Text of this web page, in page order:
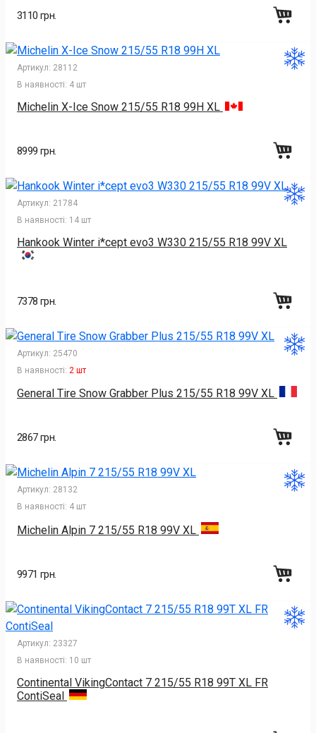
3110 грн.
Артикул: 28112
В наявності: 4 шт
Michelin X-Ice Snow 215/55 R18 99H XL
8999 грн.
Артикул: 21784
В наявності: 14 шт
Hankook Winter i*cept evo3 W330 215/55 R18 99V XL
7378 грн.
Артикул: 25470
В наявності: 2 шт
General Tire Snow Grabber Plus 215/55 R18 99V XL
2867 грн.
Артикул: 28132
В наявності: 4 шт
Michelin Alpin 7 215/55 R18 99V XL
9971 грн.
Артикул: 23327
В наявності: 10 шт
Continental VikingContact 7 215/55 R18 99T XL FR
ContiSeal